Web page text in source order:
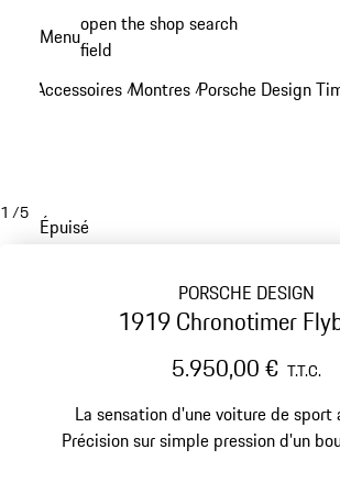
principal
Menuopen the shop search
field
Accessoires /Montres /Porsche Design
1 /5
Épuisé
PORSCHE DESIGN
1919 Chronotimer
5.950,00 € T.T.C.
La sensation d'une voiture de sport
Précision sur simple pression d'un